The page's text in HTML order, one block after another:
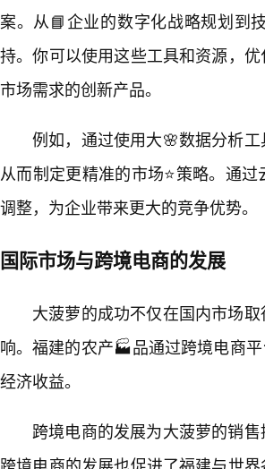
案。从📘企业的数字化战略规划到
持。你可以使用这些工具和资源，
市场需求的创新产品。
例如，通过使用大🌸数据分析
从而制定更精准的市场⭐策略。通
调整，为企业带来更大的竞争优势。
国际市场与跨境电商的发展
大菠萝的成功不仅在国内市场
响。福建的农产🏭品通过跨境电商
经济收益。
跨境电商的发展为大菠萝的销